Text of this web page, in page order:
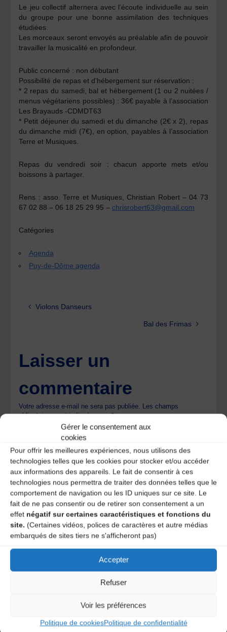
Gérer le consentement aux
cookies
Pour offrir les meilleures expériences, nous utilisons des
technologies telles que les cookies pour stocker et/ou accéder
aux informations des appareils. Le fait de consentir à ces
technologies nous permettra de traiter des données telles que le
comportement de navigation ou les ID uniques sur ce site. Le
fait de ne pas consentir ou de retirer son consentement a un
effet négatif sur certaines caractéristiques et fonctions du
site. (Certaines vidéos, polices de caractères et autre médias
embarqués de sites tiers ne s'afficheront pas)
Accepter
Refuser
Voir les préférences
Politique de cookiesPolitique de confidentialité
Le jeu collectif alternera avec l’écoute individuelle au sein
du groupe pour une bonne assimilation des techniques
étudiées.
Les morceaux seront envoyés au préalable afin de pouvoir
travailler la musicalité en profondeur.
Public concerné : non débutant
Possibilité de repas et d’hébergement sur réservation :
* 2 repas du samedi, bal et hébergement (1 ou 2 nuitées /
menus végétariens possibles) : 36€ payable à l’association
Les Brayauds -CDMDT63
* Petit déjeuner du samedi et du dimanche (2€ x 2), repas
du dimanche midi (7€), en option, payables à l’association
Terre et Musiques.
Repas du vendredi soir : chacun apporte mets et/ou
boissons à partager.
Rens : asso. Terre et Musiques, Christian Robert – 04 73
67 02 88 – 06 18 25 29 95 – chrisrobert63@gmail.com
Catégories
Agenda
Puy-de-Dôme agenda
Violons Danseurs
Bal des Frimas
Laisser un
commentaire
Votre adresse e-mail ne sera pas publiée. Les champs
obligatoires sont indiqués avec*
Save my name, email, and site URL in my browser for next